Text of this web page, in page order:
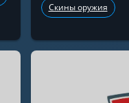
Скины оружия